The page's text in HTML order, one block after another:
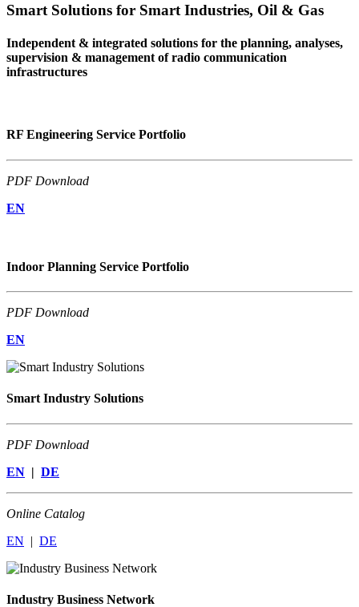
Smart Solutions for Smart Industries, Oil & Gas
Independent & integrated solutions for the planning, analyses,
supervision & management of radio communication
infrastructures
RF Engineering Service Portfolio
PDF Download
EN
Indoor Planning Service Portfolio
PDF Download
EN
Smart Industry Solutions
PDF Download
EN | DE
Online Catalog
EN | DE
Industry Business Network